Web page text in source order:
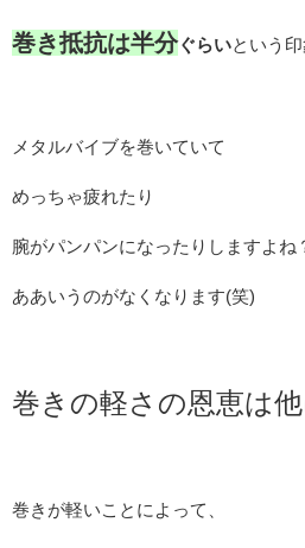
巻き抵抗は半分ぐらいという印
メタルバイブを巻いていて
めっちゃ疲れたり
腕がパンパンになったりしますよね
ああいうのがなくなります(笑)
巻きの軽さの恩恵は他
巻きが軽いことによって、